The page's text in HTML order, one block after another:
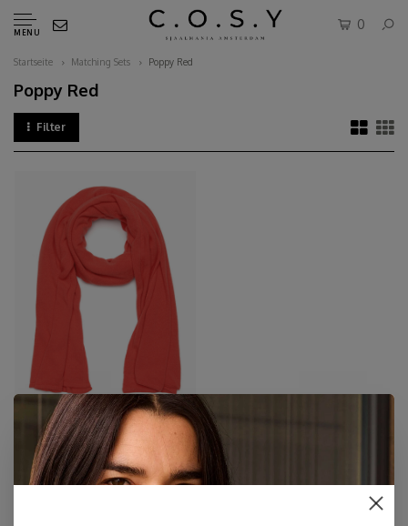
MENU
0
Startseite Matching Sets Poppy Red
Poppy Red
Filter
Schal Cosy Chic Poppy Red
€94,95